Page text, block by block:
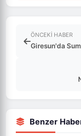
ÖNCEKI HABER
Giresun'da
Benzer